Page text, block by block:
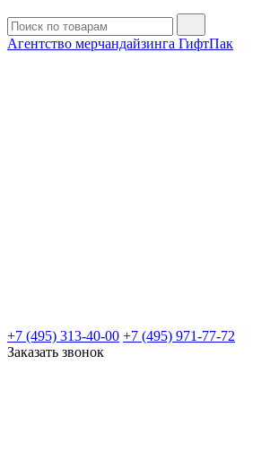
Агентство мерчандайзинга ГифтПак
+7 (495) 313-40-00 +7 (495) 971-77-72
Заказать звонок